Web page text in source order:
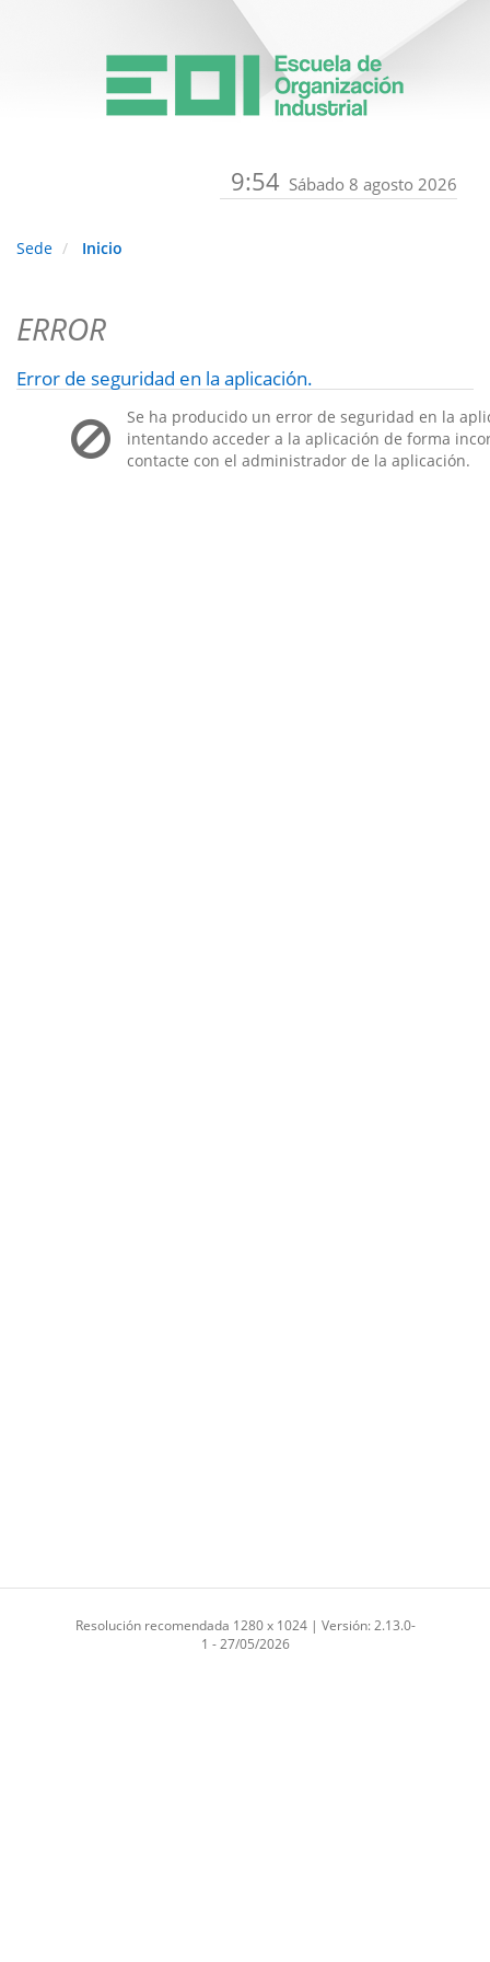
9:54 Sábado 8 agosto 2026
Sede Inicio
ERROR
Error de seguridad en la aplicación.
Se ha producido un error de seguridad en la
intentando acceder a la aplicación de forma
contacte con el administrador de la aplicación.
Resolución recomendada 1280 x 1024 | Versión: 2.13.0-
1 - 27/05/2026